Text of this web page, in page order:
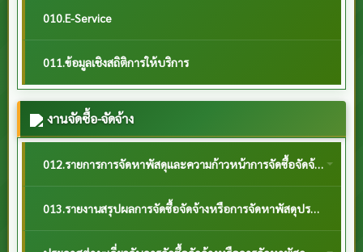
010.E-Service
011.ข้อมูลเชิงสถิติการให้บริการ
งานจัดซื้อ-จัดจ้าง
012.รายการการจัดหาพัสดุและความก้าวหน้าการจัดซื้อจัดจ้างหรือการจัดหาพัสดุ
013.รายงานสรุปผลการจัดซื้อจัดจ้างหรือการจัดหาพัสดุประจำปี